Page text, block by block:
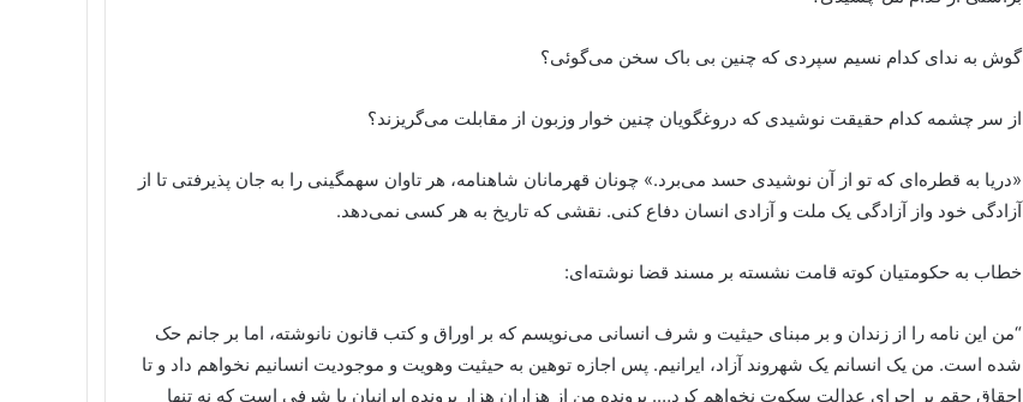
گوش به ندای کدام نسیم سپردی که چنین بی باک سخن می‌گوئی؟
از سر چشمه کدام حقیقت نوشیدی که دروغگویان چنین خوار وزبون از مقابلت می‌گریزند؟
«دریا به قطره‌ای که تو از آن نوشیدی حسد می‌برد.» چونان قهرمانان شاهنامه، هر تاوان سهمگینی را به جان پذیرفتی تا از
آزادگی خود واز آزادگی یک ملت و آزادی انسان دفاع کنی. نقشی که تاریخ به هر کسی نمی‌دهد.
خطاب به حکومتیان کوته قامت نشسته بر مسند قضا نوشته‌ای:
“من این نامه را از زندان و بر مبنای حیثیت و شرف انسانی می‌نویسم که بر اوراق و کتب قانون نانوشته، اما بر جانم حک
شده است. من یک انسانم یک شهروند آزاد، ایرانیم. پس اجازه توهین به حیثیت وهویت و موجودیت انسانیم نخواهم داد و تا
احقاق حقم بر اجرای عدالت سکوت نخواهم کرد…. پرونده من از هزاران هزار پرونده ایرانیان با شرفی است که نه تنها